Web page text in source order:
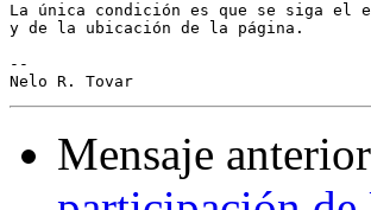
La única condición es que se siga el
y de la ubicación de la página.
--
Mensaje